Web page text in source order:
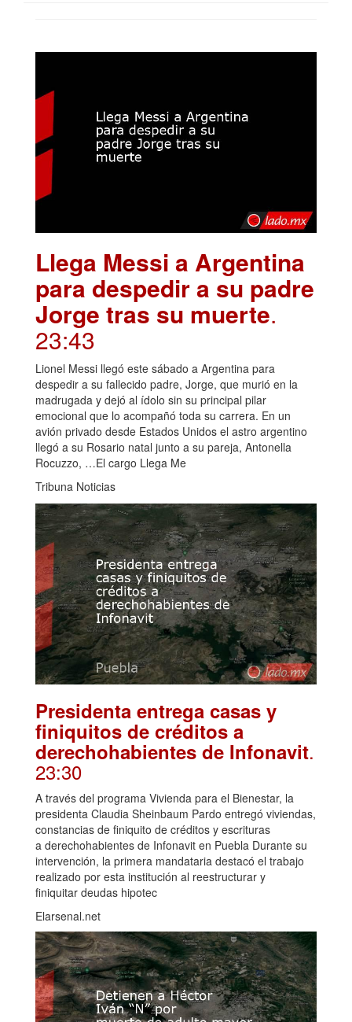
Llega Messi a Argentina
para despedir a su padre
Jorge tras su muerte.
23:43
Lionel Messi llegó este sábado a Argentina para
despedir a su fallecido padre, Jorge, que murió en la
madrugada y dejó al ídolo sin su principal pilar
emocional que lo acompañó toda su carrera. En un
avión privado desde Estados Unidos el astro argentino
llegó a su Rosario natal junto a su pareja, Antonella
Rocuzzo, …El cargo Llega Me
Tribuna Noticias
Presidenta entrega casas y
finiquitos de créditos a
derechohabientes de Infonavit.
23:30
A través del programa Vivienda para el Bienestar, la
presidenta Claudia Sheinbaum Pardo entregó viviendas,
constancias de finiquito de créditos y escrituras
a derechohabientes de Infonavit en Puebla Durante su
intervención, la primera mandataria destacó el trabajo
realizado por esta institución al reestructurar y
finiquitar deudas hipotec
Elarsenal.net